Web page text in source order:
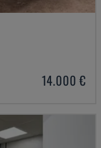
14.000 €